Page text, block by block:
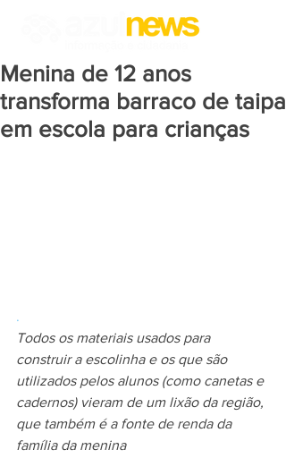
Menina de 12 anos
transforma barraco de taipa
em escola para crianças
.
Todos os materiais usados para
construir a escolinha e os que são
utilizados pelos alunos (como canetas e
cadernos) vieram de um lixão da região,
que também é a fonte de renda da
família da menina